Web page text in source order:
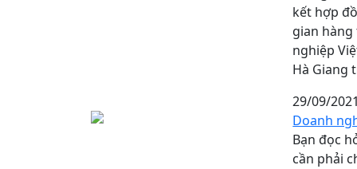
kết hợp
gian hàng
nghiệp
Hà Giang
29/09/2021
Doanh
Bạn đọc
cần phải